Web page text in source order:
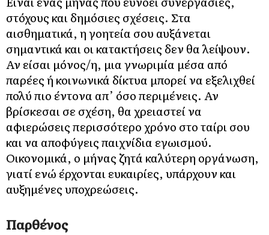
στόχους και δημόσιες σχέσεις. Στα
αισθηματικά, η γοητεία σου αυξάνεται
σημαντικά και οι κατακτήσεις δεν θα λείψουν.
Αν είσαι μόνος/η, μια γνωριμία μέσα από
παρέες ή κοινωνικά δίκτυα μπορεί να εξελιχθεί
πολύ πιο έντονα απ’ όσο περιμένεις. Αν
βρίσκεσαι σε σχέση, θα χρειαστεί να
αφιερώσεις περισσότερο χρόνο στο ταίρι σου
και να αποφύγεις παιχνίδια εγωισμού.
Οικονομικά, ο μήνας ζητά καλύτερη οργάνωση,
γιατί ενώ έρχονται ευκαιρίες, υπάρχουν και
αυξημένες υποχρεώσεις.
Παρθένος